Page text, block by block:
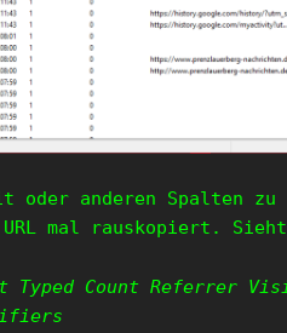
anderen Spalten
mal rauskopiert.
Count Referrer